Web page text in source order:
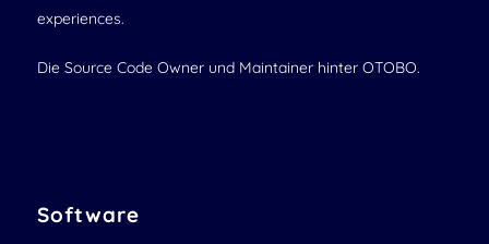
experiences.
Die Source Code Owner und Maintainer hinter OTOBO.
Software